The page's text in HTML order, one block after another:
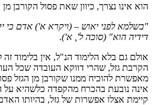
הוא אינו נצרך, כיוון שאת פסול הקורבן
"בשלמא לפני יאוש – (ויקרא א') אדם כי
דידיה הוא" (סוכה ל', א').
אולם גם בלא הלימוד הנ"ל, אין בלימוד
הקרבת גזל, שהרי דווקא העובדה שכל
מאפשרת להוכיח ממנו שקורבן מן הגזל
אינה נובעת בהכרח מהקפדה כלשהיא על
קיימת אצלו אפשרות של גזל, בהיותו